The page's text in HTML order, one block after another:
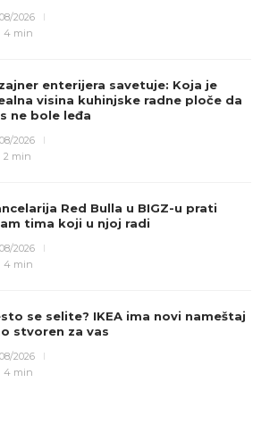
2026
4 min
enterijera savetuje: Koja je
visina kuhinjske radne ploče da
ne bole leđa
2026
2 min
Red Bulla u BIGZ-u prati
tima koji u njoj radi
2026
4 min
se selite? IKEA ima novi nameštaj
stvoren za vas
2026
4 min